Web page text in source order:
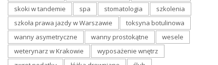
skoki w tandemie
spa stomatologia
szkolenia
szkoła prawa jazdy w Warszawie
toksyna botulinowa
wanny asymetryczne
wanny prostokątne
wesele
weterynarz w Krakowie
wyposażenie wnętrz